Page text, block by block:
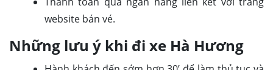
website bán vé.
Những lưu ý khi đi xe Hà Hương